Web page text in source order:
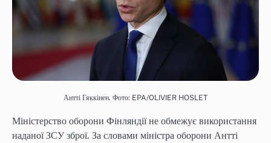
Антті Гяккінен. Фото: EPA/OLIVIER HOSLET
Міністерство оборони Фінляндії не обмежує використання
наданої ЗСУ зброї. За словами міністра оборони Антті